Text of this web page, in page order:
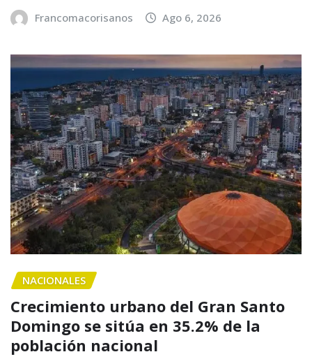
Francomacorisanos Ago 6, 2026
NACIONALES
Crecimiento urbano del Gran Santo
Domingo se sitúa en 35.2% de la
población nacional